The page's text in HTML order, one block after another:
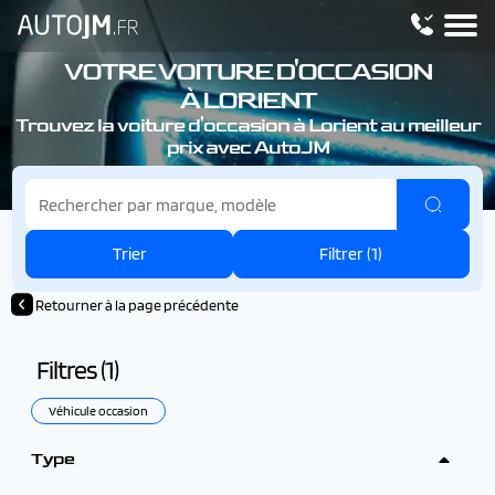
VOTRE VOITURE D'OCCASION
À LORIENT
Trouvez la voiture d'occasion à Lorient au meilleur
prix avec AutoJM
Trier Filtrer (1)
Retourner à la page précédente
Filtres (1)
Véhicule occasion
Type